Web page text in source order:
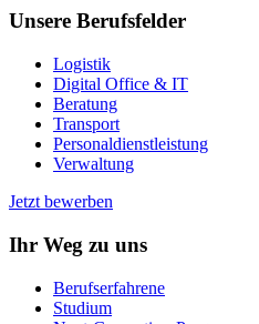
Unsere Berufsfelder
Logistik
Digital Office & IT
Beratung
Transport
Personaldienstleistung
Verwaltung
Jetzt bewerben
Ihr Weg zu uns
Berufserfahrene
Studium